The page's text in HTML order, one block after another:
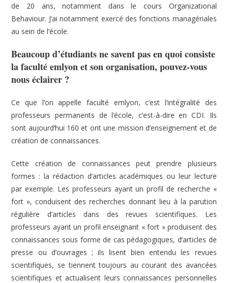
de 20 ans, notamment dans le cours Organizational
Behaviour. J’ai notamment exercé des fonctions managériales
au sein de l’école.
Beaucoup d’étudiants ne savent pas en quoi consiste
la faculté emlyon et son organisation, pouvez-vous
nous éclairer ?
Ce que l’on appelle faculté emlyon, c’est l’intégralité des
professeurs permanents de l’école, c’est-à-dire en CDI. Ils
sont aujourd’hui 160 et ont une mission d’enseignement et de
création de connaissances.
Cette création de connaissances peut prendre plusieurs
formes : la rédaction d’articles académiques ou leur lecture
par exemple. Les professeurs ayant un profil de recherche «
fort », conduisent des recherches donnant lieu à la parution
régulière d’articles dans des revues scientifiques. Les
professeurs ayant un profil enseignant « fort » produisent des
connaissances sous forme de cas pédagogiques, d’articles de
presse ou d’ouvrages ; ils lisent bien entendu les revues
scientifiques, se tiennent toujours au courant des avancées
scientifiques et actualisent leurs connaissances personnelles